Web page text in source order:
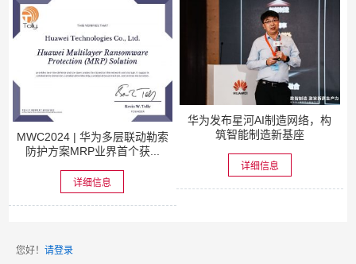
MWC2024 | 华为多层联动勒索
防护方案MRP业界首个获...
详细信息
华为发布星河AI制造网络，构
筑智能制造新基座
详细信息
您好！ 请登录